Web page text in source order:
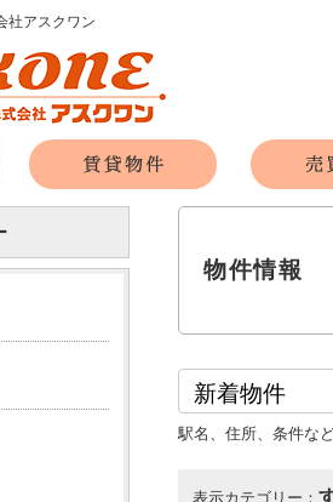
社アスクワン
物件情報
駅名、住所、条件な
表示カテゴリー：